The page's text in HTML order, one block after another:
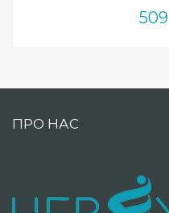
509
ПРО НАС